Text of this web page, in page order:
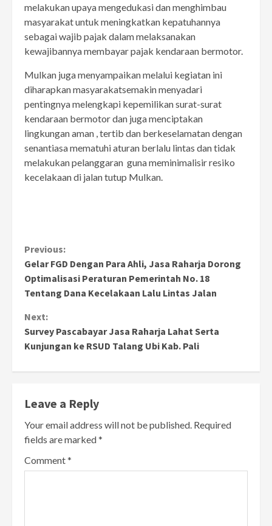
melakukan upaya mengedukasi dan menghimbau
masyarakat untuk meningkatkan kepatuhannya
sebagai wajib pajak dalam melaksanakan
kewajibannya membayar pajak kendaraan bermotor.
Mulkan juga menyampaikan melalui kegiatan ini
diharapkan masyarakatsemakin menyadari
pentingnya melengkapi kepemilikan surat-surat
kendaraan bermotor dan juga menciptakan
lingkungan aman , tertib dan berkeselamatan dengan
senantiasa mematuhi aturan berlalu lintas dan tidak
melakukan pelanggaran guna meminimalisir resiko
kecelakaan di jalan tutup Mulkan.
Continue
Reading
Previous:
Gelar FGD Dengan Para Ahli, Jasa Raharja Dorong
Optimalisasi Peraturan Pemerintah No. 18
Tentang Dana Kecelakaan Lalu Lintas Jalan
Next:
Survey Pascabayar Jasa Raharja Lahat Serta
Kunjungan ke RSUD Talang Ubi Kab. Pali
Leave a Reply
Your email address will not be published. Required
fields are marked*
Comment*